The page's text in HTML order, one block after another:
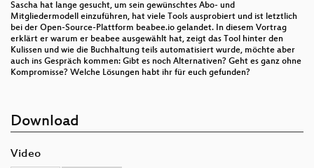
Sascha hat lange gesucht, um sein gewünschtes Abo- und
Mitgliedermodell einzuführen, hat viele Tools ausprobiert und ist letztlich
bei der Open-Source-Plattform beabee.io gelandet. In diesem Vortrag
erklärt er warum er beabee ausgewählt hat, zeigt das Tool hinter den
Kulissen und wie die Buchhaltung teils automatisiert wurde, möchte aber
auch ins Gespräch kommen: Gibt es noch Alternativen? Geht es ganz ohne
Kompromisse? Welche Lösungen habt ihr für euch gefunden?
Download
Video